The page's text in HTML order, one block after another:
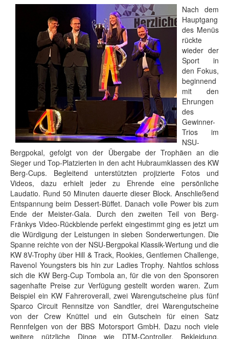
Nach dem
Hauptgang
des Menüs
rückte
wieder der
Sport in
den Fokus,
beginnend
mit den
Ehrungen
des
Gewinner-
Trios im
NSU-
Bergpokal, gefolgt von der Übergabe der Trophäen an die
Sieger und Top-Platzierten in den acht Hubraumklassen des KW
Berg-Cups. Begleitend unterstützten projizierte Fotos und
Videos, dazu erhielt jeder zu Ehrende eine persönliche
Laudatio. Rund 50 Minuten dauerte dieser Block. Anschließend
Entspannung beim Dessert-Büffet. Danach volle Power bis zum
Ende der Meister-Gala. Durch den zweiten Teil von Berg-
Fränkys Video-Rückblende perfekt eingestimmt ging es jetzt um
die Würdigung der Leistungen in sieben Sonderwertungen. Die
Spanne reichte von der NSU-Bergpokal Klassik-Wertung und die
KW 8V-Trophy über Hill & Track, Rookies, Gentlemen Challenge,
Ravenol Youngsters bis hin zur Ladies Trophy. Nahtlos schloss
sich die KW Berg-Cup Tombola an, für die von den Sponsoren
sagenhafte Preise zur Verfügung gestellt worden waren. Zum
Beispiel ein KW Fahreroverall, zwei Warengutscheine plus fünf
Sparco Circuit Rennsitze von Sandtler, drei Warengutscheine
von der Crew Knüttel und ein Gutschein für einen Satz
Rennfelgen von der BBS Motorsport GmbH. Dazu noch viele
weitere nützliche Dinge wie DTM-Controller, Bekleidung,